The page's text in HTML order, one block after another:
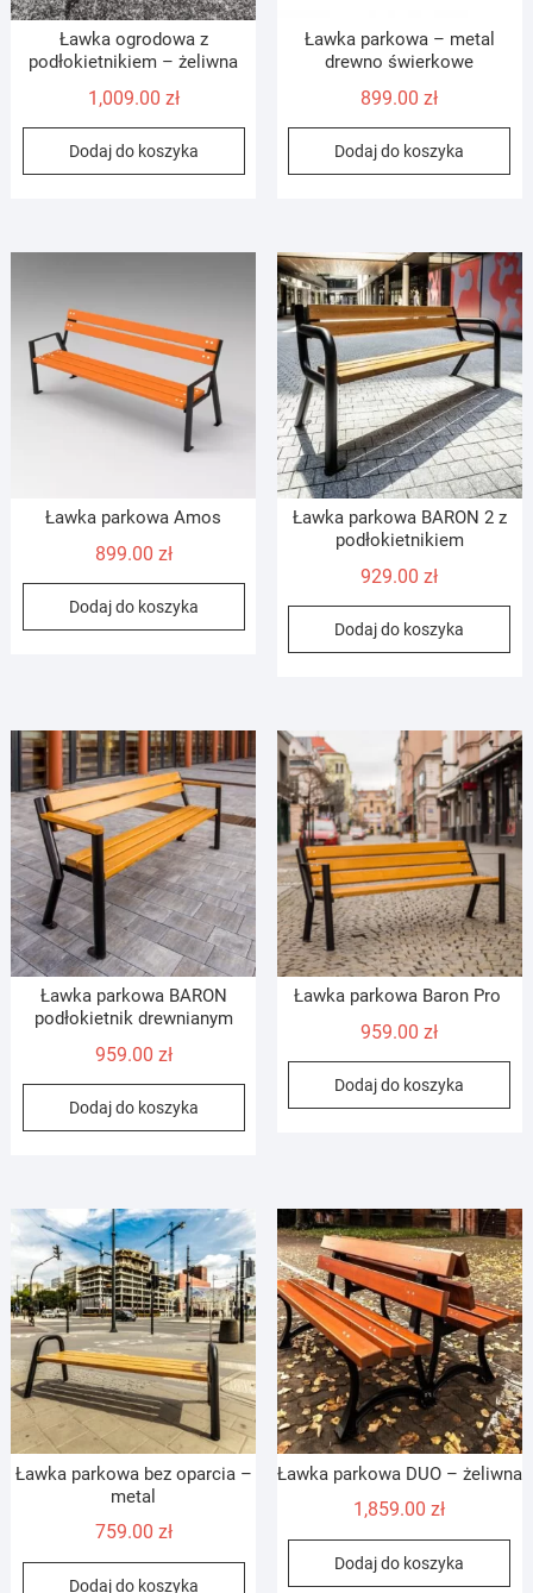
Ławka ogrodowa z
podłokietnikiem – żeliwna
1,009.00 zł
Dodaj do koszyka
Ławka parkowa – metal
drewno świerkowe
899.00zł
Dodaj do koszyka
Ławka parkowa Amos
899.00 zł
Dodaj do koszyka
Ławka parkowa BARON 2 z
podłokietnikiem
929.00zł
Dodaj do koszyka
Ławka parkowa BARON
podłokietnik drewnianym
959.00 zł
Dodaj do koszyka
Ławka parkowa Baron Pro
959.00zł
Dodaj do koszyka
Ławka parkowa bez oparcia –
metal
759.00 zł
Dodaj do koszyka
Ławka parkowa DUO – żeliwna
1,859.00zł
Dodaj do koszyka